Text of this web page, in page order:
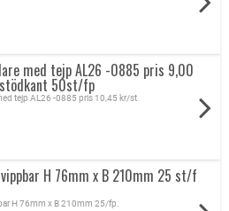
med tejp AL26 -0885 pris 9,00
50st/fp
tejp AL26 -0885 pris 10,45 kr/st
H 76mm x B 210mm 25 st/f
H 76mm x B 210mm 25/fp.